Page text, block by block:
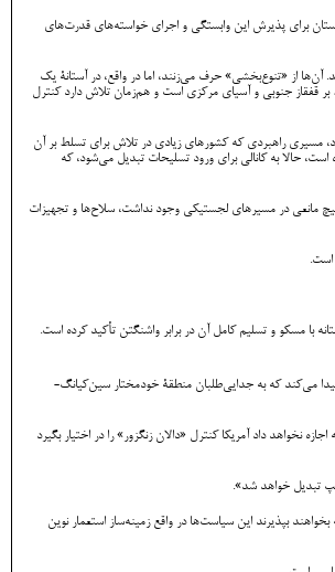
برای پذیرش این وابستگی و اجرای خواسته‌های قدرت‌های
آن‌ها از «تنوع‌بخشی» حرف می‌زنند، اما در واقع، در آستانۀ یک
بر قفقاز جنوبی و آسیای مرکزی است و هم‌زمان تلاش دارد کنترل
مسیری راهبردی که کشورهای زیادی در تلاش برای تسلط بر آن
حالا به کانالی برای ورود تسلیحات تبدیل می‌شود، که
مانعی در مسیرهای لجستیکی وجود نداشت، سلاح‌ها و تجهیزات
است.
با مسکو و تسلیم کامل آن در برابر واشنگتن تأکید کرده است.
پیدا می‌کند که به جدایی‌طلبان منطقۀ خودمختار سین‌کیانگ-
نخواهد داد آمریکا کنترل «دالان زنگزور» را در اختیار بگیرد
بپذیرند این سیاست‌ها در واقع زمینه‌ساز استعمار نوین